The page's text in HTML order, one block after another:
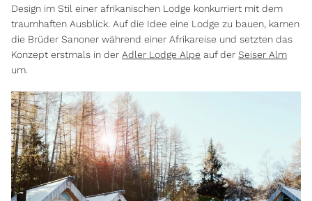
Design im Stil einer afrikanischen Lodge konkurriert mit dem
traumhaften Ausblick. Auf die Idee eine Lodge zu bauen, kamen
die Brüder Sanoner während einer Afrikareise und setzten das
Konzept erstmals in derAdler Lodge Alpe auf derSeiser Alm
um.